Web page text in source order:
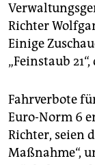
Richter
Einige
„Feinstaub
Fahrverbote
Euro-Norm 6
Richter, seien
Maßnahme“,